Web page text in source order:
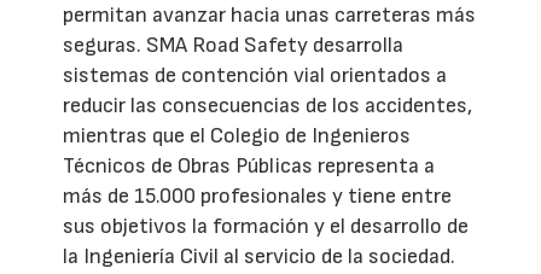
permitan avanzar hacia unas carreteras más
seguras. SMA Road Safety desarrolla
sistemas de contención vial orientados a
reducir las consecuencias de los accidentes,
mientras que el Colegio de Ingenieros
Técnicos de Obras Públicas representa a
más de 15.000 profesionales y tiene entre
sus objetivos la formación y el desarrollo de
la Ingeniería Civil al servicio de la sociedad.